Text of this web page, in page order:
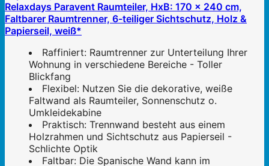
Relaxdays Paravent Raumteiler, HxB: 170 x 240 cm,
Faltbarer Raumtrenner, 6-teiliger Sichtschutz, Holz &
Papierseil, weiß*
Raffiniert: Raumtrenner zur Unterteilung Ihrer
Wohnung in verschiedene Bereiche - Toller
Blickfang
Flexibel: Nutzen Sie die dekorative, weiße
Faltwand als Raumteiler, Sonnenschutz o.
Umkleidekabine
Praktisch: Trennwand besteht aus einem
Holzrahmen und Sichtschutz aus Papierseil -
Schlichte Optik
Faltbar: Die Spanische Wand kann im